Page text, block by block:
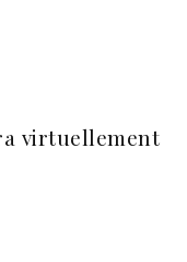
virtuellement